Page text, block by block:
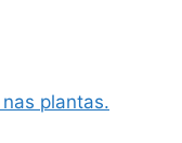
plantas.